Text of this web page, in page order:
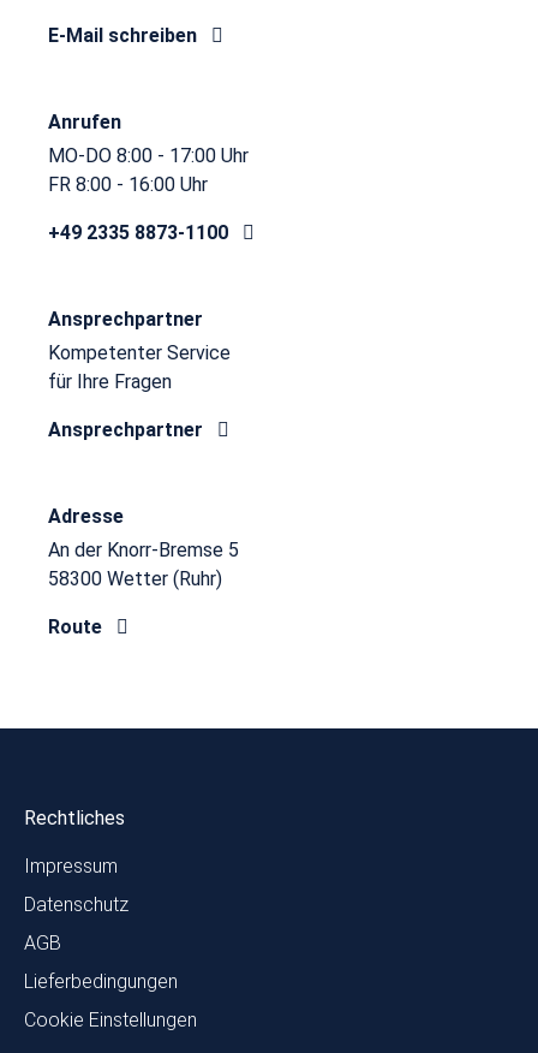
E-Mail schreiben
Anrufen
MO-DO 8:00 - 17:00 Uhr
FR 8:00 - 16:00 Uhr
+49 2335 8873-1100
Ansprechpartner
Kompetenter Service
für Ihre Fragen
Ansprechpartner
Adresse
An der Knorr-Bremse 5
58300 Wetter (Ruhr)
Route
Rechtliches
Impressum
Datenschutz
AGB
Lieferbedingungen
Cookie Einstellungen